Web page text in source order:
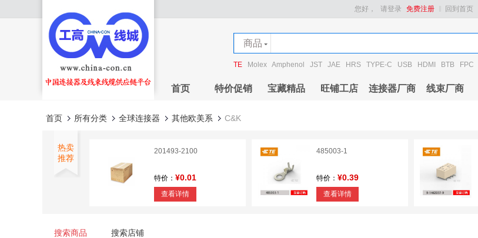
回到首页
您好， 请登录 免费注册
商品
店铺
TE Molex Amphenol JST JAE HRS TYPE-C USB HDMI BTB FPC
首页 特价促销 宝藏精品 旺铺工店 连接器厂商 线束厂商
首页 所有分类 全球连接器 其他欧美系 C&K
热卖
推荐
201493-2100
特价： ¥0.01
查看详情
485003-1
特价： ¥0.39
查看详情
搜索商品 搜索店铺